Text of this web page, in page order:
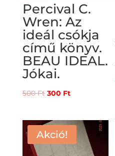
Percival C.
Wren: Az
ideál csókja
című könyv.
BEAU IDEAL.
Jókai.
500Ft Original
was:
500 Ft.
300 FtCurrent
is:
300 Ft.
Akció!